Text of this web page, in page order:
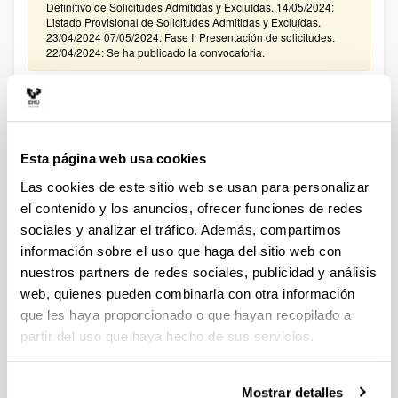
Esta página web usa cookies
Las cookies de este sitio web se usan para personalizar
el contenido y los anuncios, ofrecer funciones de redes
sociales y analizar el tráfico. Además, compartimos
información sobre el uso que haga del sitio web con
nuestros partners de redes sociales, publicidad y análisis
web, quienes pueden combinarla con otra información
que les haya proporcionado o que hayan recopilado a
partir del uso que haya hecho de sus servicios.
Mostrar detalles
Definitivo de Solicitudes Admitidas y Excluídas. 14/05/2024:
Listado Provisional de Solicitudes Admitidas y Excluídas.
23/04/2024 07/05/2024: Fase I: Presentación de solicitudes.
22/04/2024: Se ha publicado la convocatoria.
PROYECTOS ETORKIZUNA ERAIKIZ MISIOAK 2024
18/06/2024: Plazo para comunicar vía email a
presentar una solicitud a la convocatoria
Convocatoria Redes de Investigación 2024 Ministerio de
Ciencia, Innovación y Universidades (MICIU)
Sin trámite abierto (Plazo de presentación de solicitudes:
12/06/2024 - 02/07/2024)
24/06/2024 Modificacion en la convocatoria. Nuevo plazo
interno de presentación de solicitudes: 02/07/2024 a las13h00.
Ciencias de la Vida y de la Materia 2024